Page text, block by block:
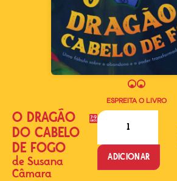
ESPREITA O LIVRO
O DRAGÃO
DO CABELO
DE FOGO
de Susana
Câmara
ADICIONAR